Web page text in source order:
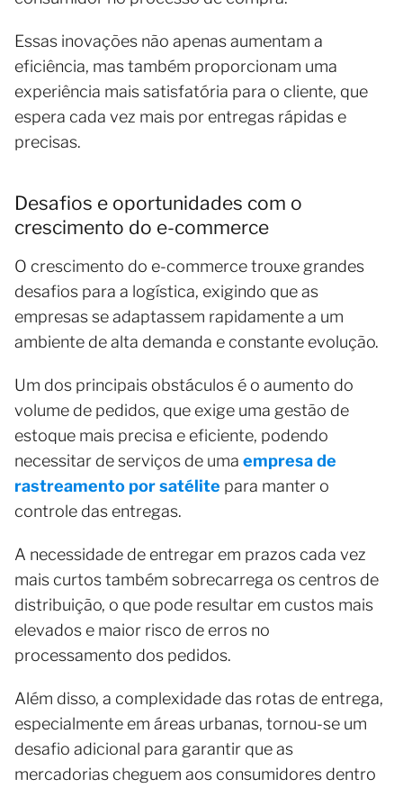
Essas inovações não apenas aumentam a
eficiência, mas também proporcionam uma
experiência mais satisfatória para o cliente, que
espera cada vez mais por entregas rápidas e
precisas.
Desafios e oportunidades com o
crescimento do e-commerce
O crescimento do e-commerce trouxe grandes
desafios para a logística, exigindo que as
empresas se adaptassem rapidamente a um
ambiente de alta demanda e constante evolução.
Um dos principais obstáculos é o aumento do
volume de pedidos, que exige uma gestão de
estoque mais precisa e eficiente, podendo
necessitar de serviços de uma empresa de
rastreamento por satélite para manter o
controle das entregas.
A necessidade de entregar em prazos cada vez
mais curtos também sobrecarrega os centros de
distribuição, o que pode resultar em custos mais
elevados e maior risco de erros no
processamento dos pedidos.
Além disso, a complexidade das rotas de entrega,
especialmente em áreas urbanas, tornou-se um
desafio adicional para garantir que as
mercadorias cheguem aos consumidores dentro